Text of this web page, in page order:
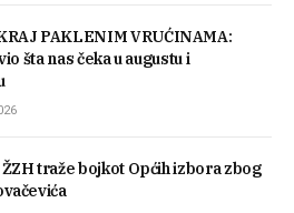
PAKLENIM VRUĆINAMA:
šta nas čeka u augustu i
traže bojkot Općih izbora zbog